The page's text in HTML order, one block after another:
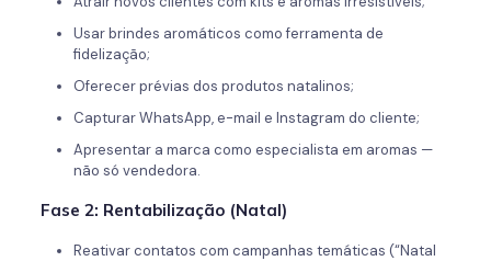
Usar brindes aromáticos como ferramenta de
fidelização;
Oferecer prévias dos produtos natalinos;
Capturar WhatsApp, e-mail e Instagram do cliente;
Apresentar a marca como especialista em aromas —
não só vendedora.
Fase 2: Rentabilização (Natal)
Reativar contatos com campanhas temáticas (“Natal